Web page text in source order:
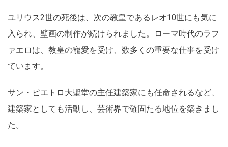
ユリウス2世の死後は、次の教皇であるレオ10世にも気に
入られ、壁画の制作が続けられました。ローマ時代のラフ
ァエロは、教皇の寵愛を受け、数多くの重要な仕事を受け
ています。
サン・ピエトロ大聖堂の主任建築家にも任命されるなど、
建築家としても活動し、芸術界で確固たる地位を築きまし
た。